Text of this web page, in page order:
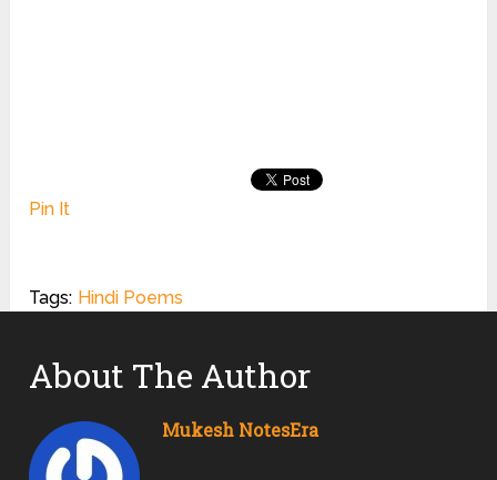
Pin It
Tags: Hindi Poems
About The Author
Mukesh NotesEra